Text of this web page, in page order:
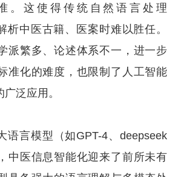
。这使得传统自然语言处理
析中医古籍、医案时难以胜任。
派繁多、论述体系不一，进一步
准化的难度，也限制了人工智能
泛应用。
语言模型（如GPT-4、deepseek
中医信息智能化迎来了前所未有